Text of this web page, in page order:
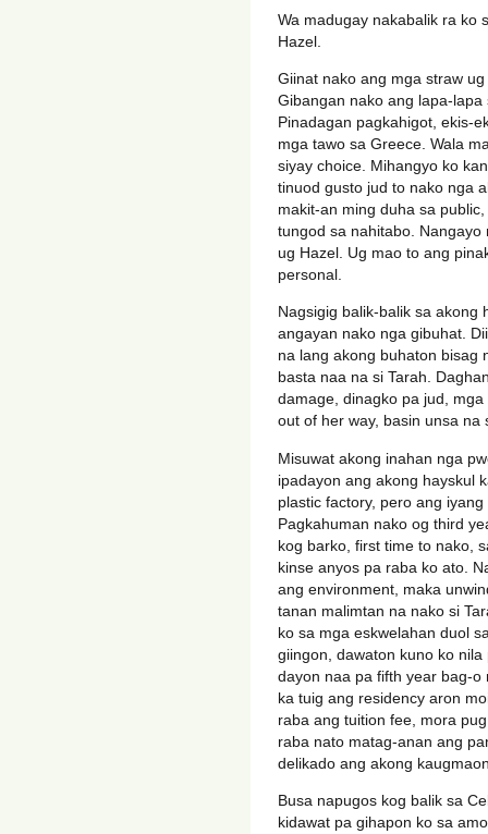
Wa madugay nakabalik ra ko
Hazel.
Giinat nako ang mga straw
Gibangan nako ang lapa-
Pinadagan pagkahigot, ekis-
mga tawo sa Greece. Wala
siyay choice. Mihangyo ko
tinuod gusto jud to nako nga
makit-an ming duha sa
tungod sa nahitabo.
ug Hazel. Ug mao to ang
personal.
Nagsigig balik-balik sa akong
angayan nako nga gibuhat.
na lang akong buhaton bisag
basta naa na si Tarah.
damage, dinagko pa jud,
out of her way, basin unsa
Misuwat akong inahan nga
ipadayon ang akong hayskul
plastic factory, pero ang
Pagkahuman nako og third
kog barko, first time to nako,
kinse anyos pa raba ko ato.
ang environment, maka
tanan malimtan na nako si
ko sa mga eskwelahan duol
giingon, dawaton kuno ko
dayon naa pa fifth year bag-
ka tuig ang residency aron
raba ang tuition fee, mora
raba nato matag-anan ang
delikado ang akong
Busa napugos kog balik sa
kidawat pa gihapon ko sa